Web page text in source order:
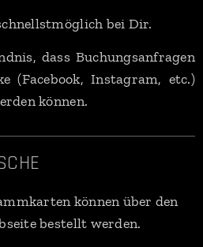
bei Dir.
dass Buchungsanfragen
(Facebook, Instagram, etc.)
können.
können über den
bestellt werden.